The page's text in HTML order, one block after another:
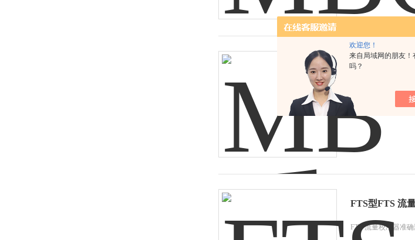
欢迎您！
来自局域网的朋友！
吗？
MB型MB系列
MB系列 便携式气
FTS型FTS 流
FTS 流量校准器准